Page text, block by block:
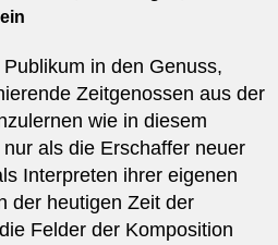
in den Genuss,
Zeitgenossen aus der
wie in diesem
als die Erschaffer neuer
Interpreten ihrer eigenen
der heutigen Zeit der
Felder der Komposition